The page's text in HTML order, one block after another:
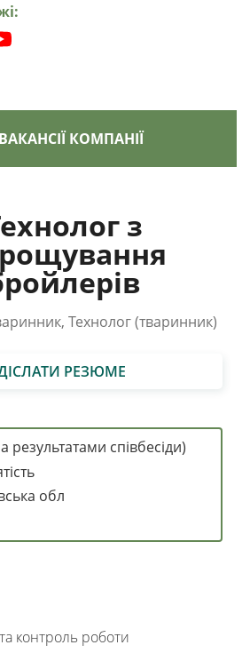
КОМПАНІЇ
з
Технолог (тваринник)
РЕЗЮМЕ
результатами співбесіди)
обл
контроль роботи